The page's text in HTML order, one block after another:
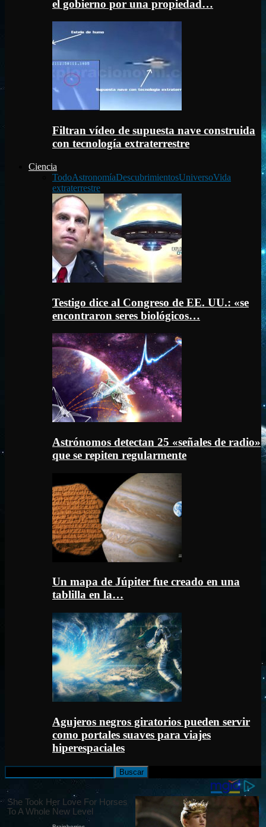
el gobierno por una propiedad…
Filtran vídeo de supuesta nave construida
con tecnología extraterrestre
Ciencia
TodoAstronomíaDescubrimientosUniversoVida
extraterrestre
Testigo dice al Congreso de EE. UU.: «se
encontraron seres biológicos…
Astrónomos detectan 25 «señales de radio»
que se repiten regularmente
Un mapa de Júpiter fue creado en una
tablilla en la…
Agujeros negros giratorios pueden servir
como portales suaves para viajes
hiperespaciales